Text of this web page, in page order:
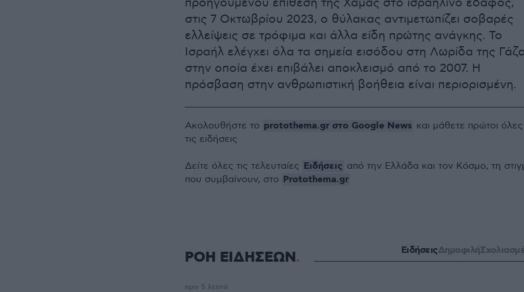
προηγουμένου επίθεση της Χαμάς στο ισραηλινό έδαφος,
στις 7 Οκτωβρίου 2023, ο θύλακας αντιμετωπίζει σοβαρές
ελλείψεις σε τρόφιμα και άλλα είδη πρώτης ανάγκης. Το
Ισραήλ ελέγχει όλα τα σημεία εισόδου στη Λωρίδα της
στην οποία έχει επιβάλει αποκλεισμό από το 2007. Η
πρόσβαση στην ανθρωπιστική βοήθεια είναι περιορισμένη.
Ακολουθήστε το protothema.gr στο Google News και μάθετε πρώτοι όλες
τις ειδήσεις
Δείτε όλες τις τελευταίες Ειδήσεις από την Ελλάδα και τον Κόσμο, τη
που συμβαίνουν, στο Protothema.gr
ΡΟΗ ΕΙΔΗΣΕΩΝ ΕιδήσειςΔημοφιλή
πριν 5 λεπτά